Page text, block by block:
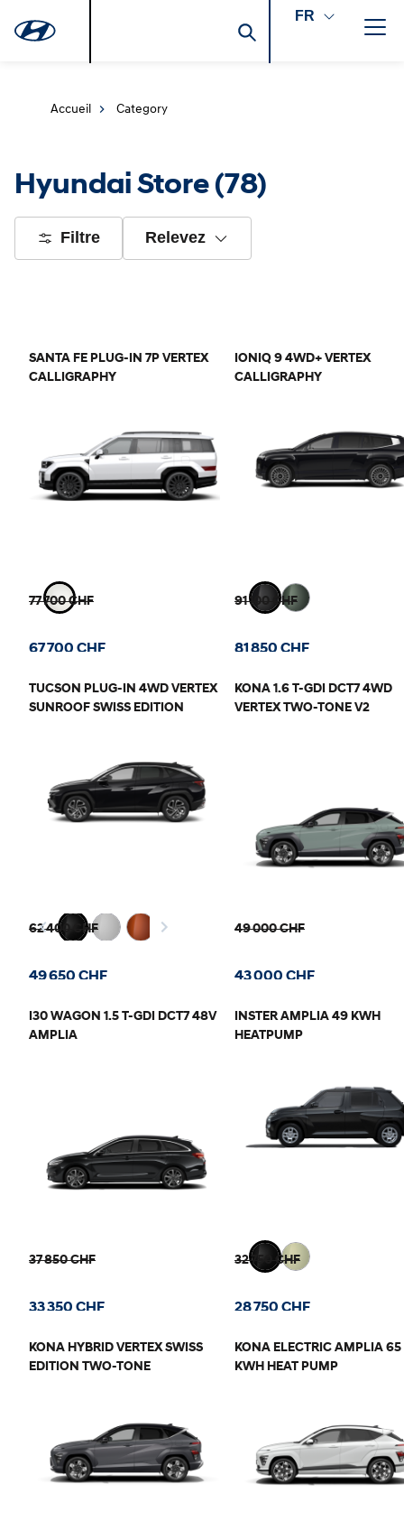
FR
Accueil Category
Hyundai Store(78)
Filtre Relevez
SANTA FE PLUG-IN 7P VERTEX
CALLIGRAPHY
77 700 CHF
67 700 CHF
IONIQ 9 4WD+ VERTEX
CALLIGRAPHY
91 100 CHF
81 850 CHF
TUCSON PLUG-IN 4WD VERTEX
SUNROOF SWISS EDITION
62 400 CHF
49 650 CHF
KONA 1.6 T-GDI DCT7 4WD
VERTEX TWO-TONE V2
49 000 CHF
43 000 CHF
I30 WAGON 1.5 T-GDI DCT7 48V
AMPLIA
37 850 CHF
33 350 CHF
INSTER AMPLIA 49 KWH
HEATPUMP
32 750 CHF
28 750 CHF
KONA HYBRID VERTEX SWISS
EDITION TWO-TONE
KONA ELECTRIC AMPLIA 65
KWH HEAT PUMP